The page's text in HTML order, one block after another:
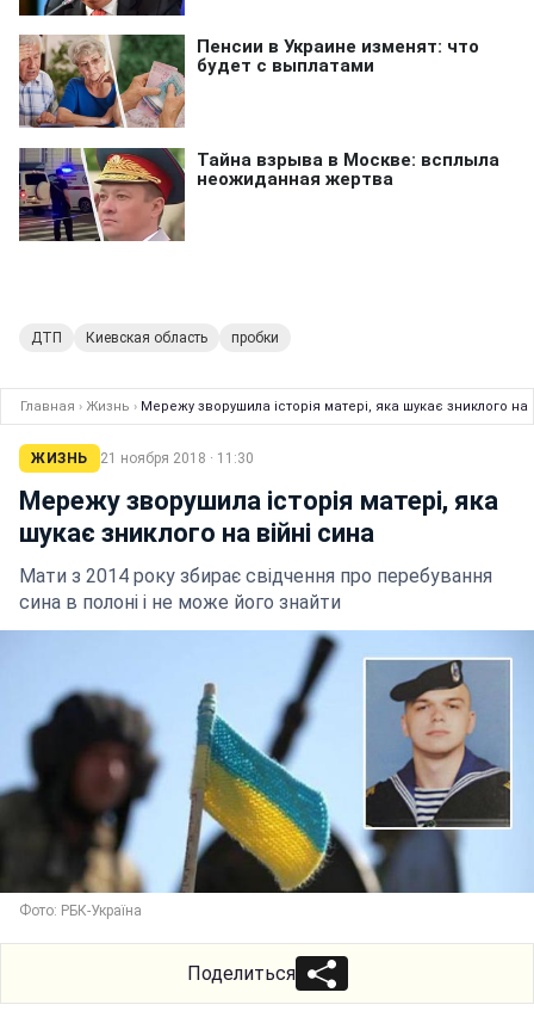
ДТП Киевская область пробки
Главная › Жизнь › Мережу зворушила історія матері, яка шукає зниклого на
ЖИЗНЬ 21 ноября 2018 · 11:30
Мережу зворушила історія матері, яка
шукає зниклого на війні сина
Мати з 2014 року збирає свідчення про перебування
сина в полоні і не може його знайти
Фото: РБК-Україна
Поделиться